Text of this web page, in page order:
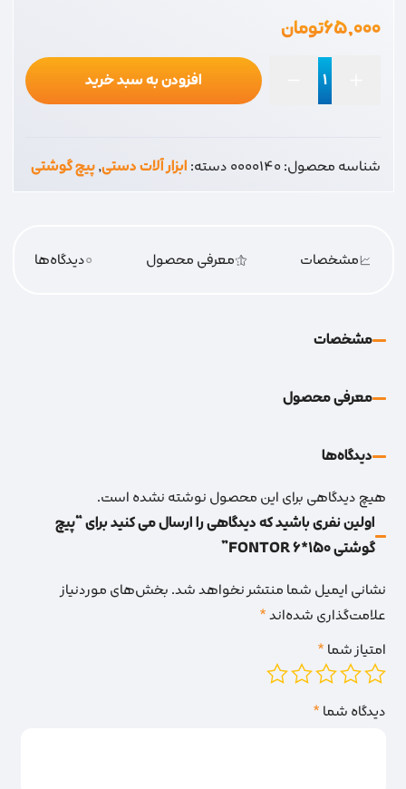
۶۵,۰۰۰تومان
FONTOR
افزودن به سبد خرید
شناسه محصول:0000140دسته:ابزار آلات دستی,پیچ گوشتی
مشخصات معرفی محصول 0دیدگاه‌‌ها
مشخصات
معرفی محصول
دیدگاه‌‌ها
هیچ دیدگاهی برای این محصول نوشته نشده است.
اولین نفری باشید که دیدگاهی را ارسال می کنید برای “پیچ
گوشتی 150*6 FONTOR”
نشانی ایمیل شما منتشر نخواهد شد.بخش‌های موردنیاز
علامت‌گذاری شده‌اند*
امتیاز شما*
دیدگاه شما*